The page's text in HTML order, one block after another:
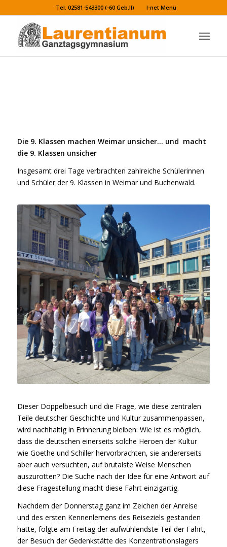
Tel. 02581-543300 (-60 Geb.II) I-net Menü
Die 9. Klassen machen Weimar unsicher… und macht
die 9. Klassen unsicher
Insgesamt drei Tage verbrachten zahlreiche Schülerinnen
und Schüler der 9. Klassen in Weimar und Buchenwald.
Dieser Doppelbesuch und die Frage, wie diese zentralen
Teile deutscher Geschichte und Kultur zusammenpassen,
wird nachhaltig in Erinnerung bleiben: Wie ist es möglich,
dass die deutschen einerseits solche Heroen der Kultur
wie Goethe und Schiller hervorbrachten, sie andererseits
aber auch versuchten, auf brutalste Weise Menschen
auszurotten? Die Suche nach der Idee für eine Antwort auf
diese Fragestellung macht diese Fahrt einzigartig.
Nachdem der Donnerstag ganz im Zeichen der Anreise
und des ersten Kennenlernens des Reiseziels gestanden
hatte, folgte am Freitag der aufwühlendste Teil der Fahrt,
der Besuch der Gedenkstätte des Konzentrationslagers